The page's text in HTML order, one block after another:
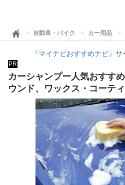
自動車・バイク カー用品
『マイナビおすすめナビ』
PR
カーシャンプー人気おすす
ウンド、ワックス・コーテ